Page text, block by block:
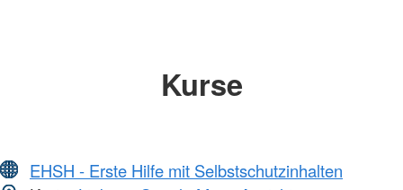
Kurse
EHSH - Erste Hilfe mit Selbstschutzinhalten